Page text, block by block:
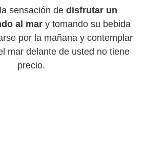
sensación de disfrutar un
al mary tomando su bebida
por la mañana y contemplar
mar delante de usted no tiene
precio.